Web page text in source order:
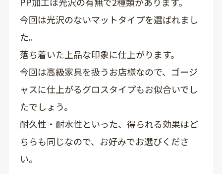
今回は光沢のないマットタイプを選ばれまし
た。
落ち着いた上品な印象に仕上がります。
今回は高級家具を扱うお店様なので、ゴージ
ャスに仕上がるグロスタイプもお似合いでし
たでしょう。
耐久性・耐水性といった、得られる効果はど
ちらも同じなので、お好みでお選びくださ
い。